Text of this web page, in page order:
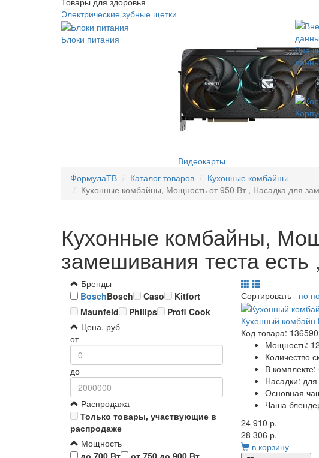
Электрические зубные щетки
Блоки питания
Видеокарты
ФормулаТВ Каталог товаров
Кухонные комбайны
Кухонные комбайны, Мощность от 950 Вт , Насадка для
Кухонные комбайны,
замешивания теста
Бренды
BoschBosch Caso
Kitfort
Maunfeld
Philips
Profi Cook
Цена, руб
от
до
Распродажа
Только товары, участвующие в
распродаже
Мощность
до 700 Вт
от 750 до 900 Вт
Сортировать по
Кухонный комбайн
Код товара: 136590
Мощность:
Количество
В комплекте:
Насадки: для
Основная
Чаша
24 910 р.
28 306 р.
в корзину